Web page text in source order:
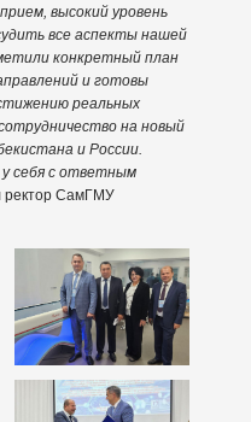
высокий уровень
все аспекты нашей
конкретный план
и готовы
реальных
на новый
и России.
себя с ответным
ректор СамГМУ